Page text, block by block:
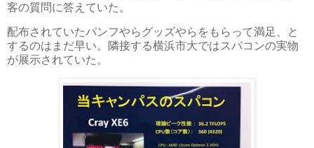
客の質問に答えていた。
配布されていたパンフやらグッズやらをもらって満足、と
するのはまだ早い。隣接する横浜市大ではスパコンの実物
が展示されていた。